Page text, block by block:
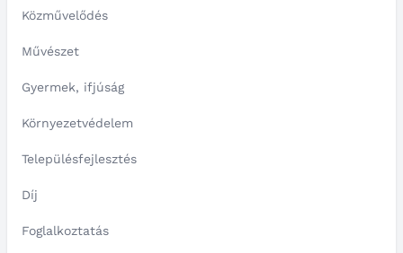
Közművelődés
Művészet
Gyermek, ifjúság
Környezetvédelem
Településfejlesztés
Díj
Foglalkoztatás